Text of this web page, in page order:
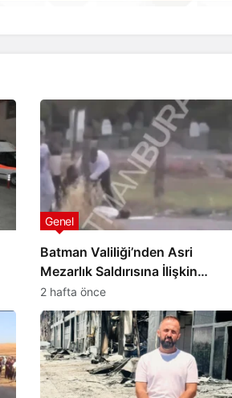
Batman Valiliği’nden Asri
Mezarlık Saldırısına İlişkin
Açıklama
Genel
2 hafta önce